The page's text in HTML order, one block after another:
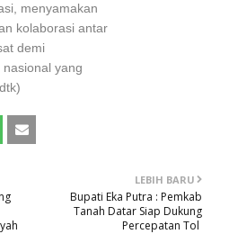
menyamakan
kolaborasi antar
demi
yang
LEBIH BARU
Bupati Eka Putra : Pemkab
Tanah Datar Siap Dukung
Percepatan Tol